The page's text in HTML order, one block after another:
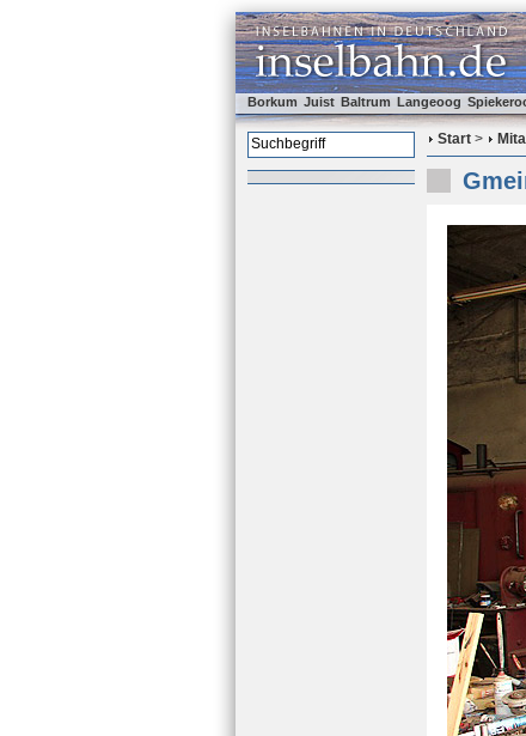
Borkum Juist Baltrum Langeoog
Start >